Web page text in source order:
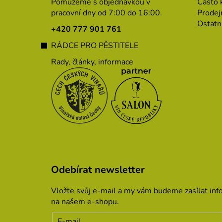
pracovní dny od 7:00 do 16:00.
+420 777 901 761
RÁDCE PRO PĚSTITELE
Rady, články, informace
Odebírat newsletter
Vložte svůj e-mail a my vám budeme zasílat
na našem e-shopu.